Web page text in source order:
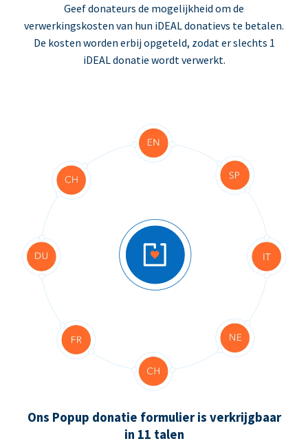
Geef donateurs de mogelijkheid om de
verwerkingskosten van hun iDEAL donatievs te betalen.
De kosten worden erbij opgeteld, zodat er slechts 1
iDEAL donatie wordt verwerkt.
Ons Popup donatie formulier is verkrijgbaar
in 11 talen